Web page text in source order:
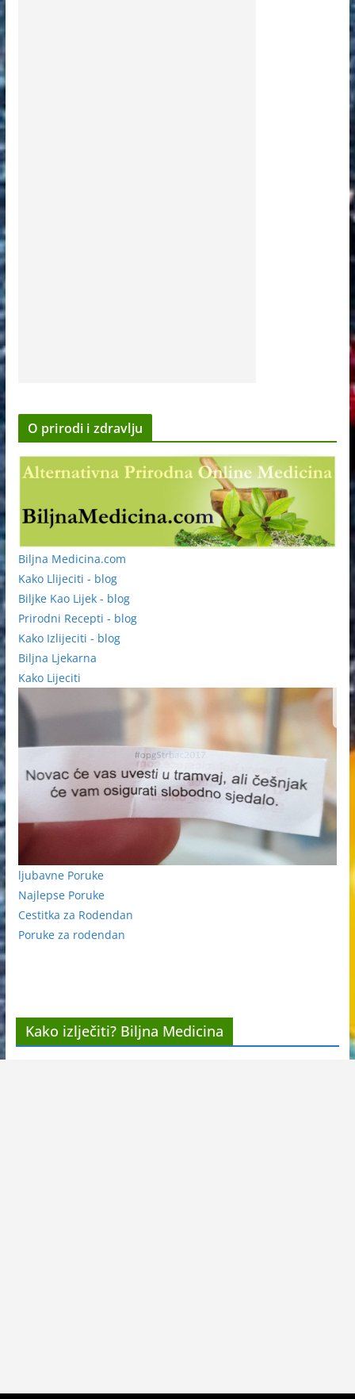
O prirodi i zdravlju
Biljna Medicina.com
Kako Llijeciti - blog
Biljke Kao Lijek - blog
Prirodni Recepti - blog
Kako Izlijeciti - blog
Biljna Ljekarna
Kako Lijeciti
ljubavne Poruke
Najlepse Poruke
Cestitka za Rodendan
Poruke za rodendan
Kako izlječiti? Biljna Medicina